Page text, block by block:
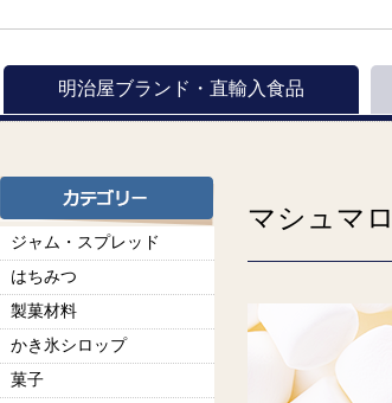
明治屋ブランド・ 直輸入食品
ジャム・スプレッド
はちみつ
製菓材料
かき氷シロップ
菓子
マシュマロ